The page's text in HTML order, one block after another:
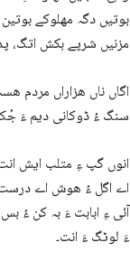
بوتیں ￶دگہ مھلوکے
مزنیں شرپے بکش اتگ،
اگاں ناں ھزاراں مردم
سنگ ءُ ڈوکانی دیم ءَ
انوں گپ ءِ متلب ایش
اے اگل ءُ ھوش اے درست
آئی ءِ ابابت ءَ بہ کن ءُ
ءَ لوٹگ ءَ انت۔